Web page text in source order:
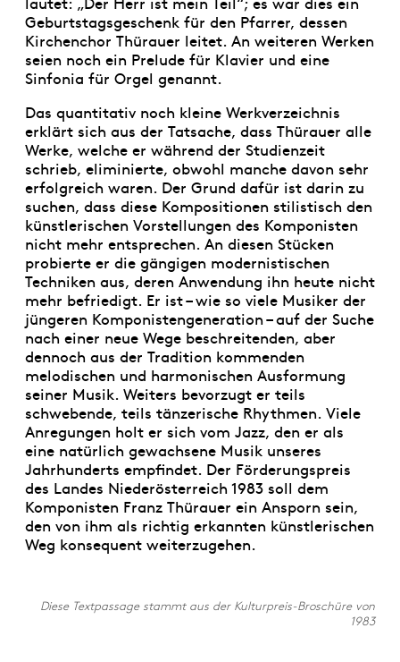
Geburtstagsgeschenk für den Pfarrer, dessen
Kirchenchor Thürauer leitet. An weiteren Werken
seien noch ein Prelude für Klavier und eine
Sinfonia für Orgel genannt.
Das quantitativ noch kleine Werkverzeichnis
erklärt sich aus der Tatsache, dass Thürauer alle
Werke, welche er während der Studienzeit
schrieb, eliminierte, obwohl manche davon sehr
erfolgreich waren. Der Grund dafür ist darin zu
suchen, dass diese Kompositionen stilistisch den
künstlerischen Vorstellungen des Komponisten
nicht mehr entsprechen. An diesen Stücken
probierte er die gängigen modernistischen
Techniken aus, deren Anwendung ihn heute nicht
mehr befriedigt. Er ist – wie so viele Musiker der
jüngeren Komponistengeneration – auf der Suche
nach einer neue Wege beschreitenden, aber
dennoch aus der Tradition kommenden
melodischen und harmonischen Ausformung
seiner Musik. Weiters bevorzugt er teils
schwebende, teils tänzerische Rhythmen. Viele
Anregungen holt er sich vom Jazz, den er als
eine natürlich gewachsene Musik unseres
Jahrhunderts empfindet. Der Förderungspreis
des Landes Niederösterreich 1983 soll dem
Komponisten Franz Thürauer ein Ansporn sein,
den von ihm als richtig erkannten künstlerischen
Weg konsequent weiterzugehen.
Diese Textpassage stammt aus der Kulturpreis-Broschüre von
1983